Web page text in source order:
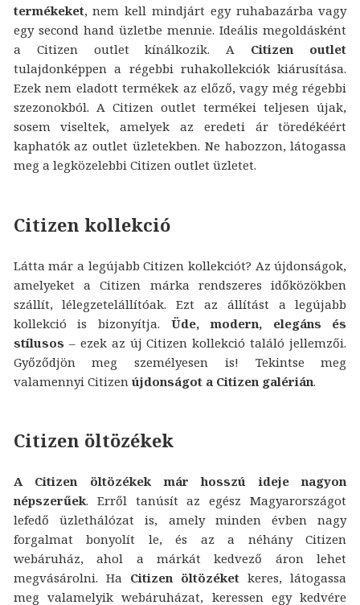
termékeket, nem kell mindjárt egy ruhabazárba vagy
egy second hand üzletbe mennie. Ideális megoldásként
a Citizen outlet kínálkozik. A Citizen outlet
tulajdonképpen a régebbi ruhakollekciók kiárusítása.
Ezek nem eladott termékek az előző, vagy még régebbi
szezonokból. A Citizen outlet termékei teljesen újak,
sosem viseltek, amelyek az eredeti ár töredékéért
kaphatók az outlet üzletekben. Ne habozzon, látogassa
meg a legközelebbi Citizen outlet üzletet.
Citizen kollekció
Látta már a legújabb Citizen kollekciót? Az újdonságok,
amelyeket a Citizen márka rendszeres időközökben
szállít, lélegzetelállítóak. Ezt az állítást a legújabb
kollekció is bizonyítja. Üde, modern, elegáns és
stílusos – ezek az új Citizen kollekció találó jellemzői.
Győződjön meg személyesen is! Tekintse meg
valamennyi Citizen újdonságot a Citizen galérián.
Citizen öltözékek
A Citizen öltözékek már hosszú ideje nagyon
népszerűek. Erről tanúsít az egész Magyarországot
lefedő üzlethálózat is, amely minden évben nagy
forgalmat bonyolít le, és az a néhány Citizen
webáruház, ahol a márkát kedvező áron lehet
megvásárolni. Ha Citizen öltözéket keres, látogassa
meg valamelyik webáruházat, keressen egy kedvére